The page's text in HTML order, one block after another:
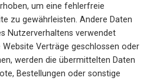
um eine fehlerfreie
zu gewährleisten. Andere Daten
Nutzerverhaltens verwendet
Verträge geschlossen oder
werden die übermittelten Daten
Bestellungen oder sonstige